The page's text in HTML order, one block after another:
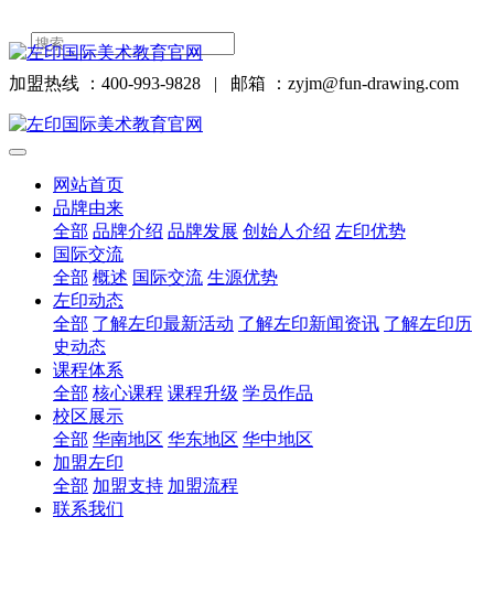
加盟热线 ：400-993-9828 | 邮箱 ：zyjm@fun-drawing.com
网站首页
品牌由来
全部 品牌介绍 品牌发展 创始人介绍 左印优势
国际交流
全部 概述 国际交流 生源优势
左印动态
全部 了解左印最新活动 了解左印新闻资讯 了解左印历
史动态
课程体系
全部 核心课程 课程升级 学员作品
校区展示
全部 华南地区 华东地区 华中地区
加盟左印
全部 加盟支持 加盟流程
联系我们